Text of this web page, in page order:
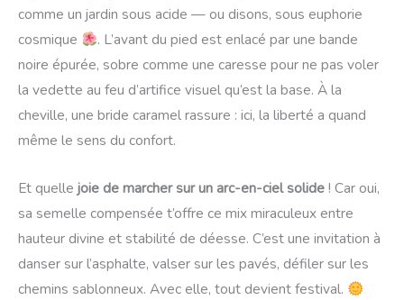
comme un jardin sous acide — ou disons, sous euphorie
cosmique
. L’avant du pied est enlacé par une bande
noire épurée, sobre comme une caresse pour ne pas voler
la vedette au feu d’artifice visuel qu’est la base. À la
cheville, une bride caramel rassure : ici, la liberté a quand
même le sens du confort.
Et quelle joie de marcher sur un arc-en-ciel solide! Car oui,
sa semelle compensée t’offre ce mix miraculeux entre
hauteur divine et stabilité de déesse. C’est une invitation à
danser sur l’asphalte, valser sur les pavés, défiler sur les
chemins sablonneux. Avec elle, tout devient festival.